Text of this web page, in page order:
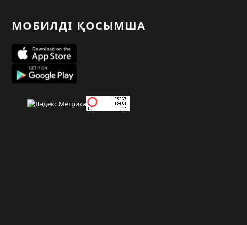
МОБИЛДІ ҚОСЫМША